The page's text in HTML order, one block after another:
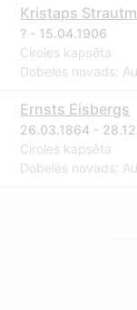
Kristaps
? - 15.04.1906
Ciroles kapsēta
Dobeles novads:
Ernsts Eisbergs
26.03.1864 -
Ciroles kapsēta
Dobeles novads: